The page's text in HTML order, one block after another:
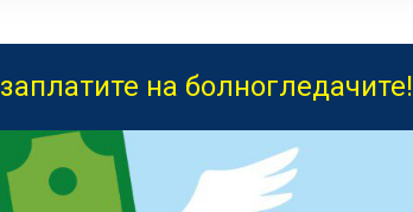
на болногледачите!